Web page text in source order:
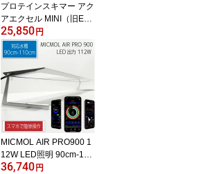
プロテインスキマー アク
アエクセル MINI（旧EC-
15） コントローラーな
し 適応水量300L!【プロ
テインスキマー】
25,850円
MICMOL AIR PRO900 1
12W LED照明 90cm-110
cm! 海水魚・サンゴ用
36,740円